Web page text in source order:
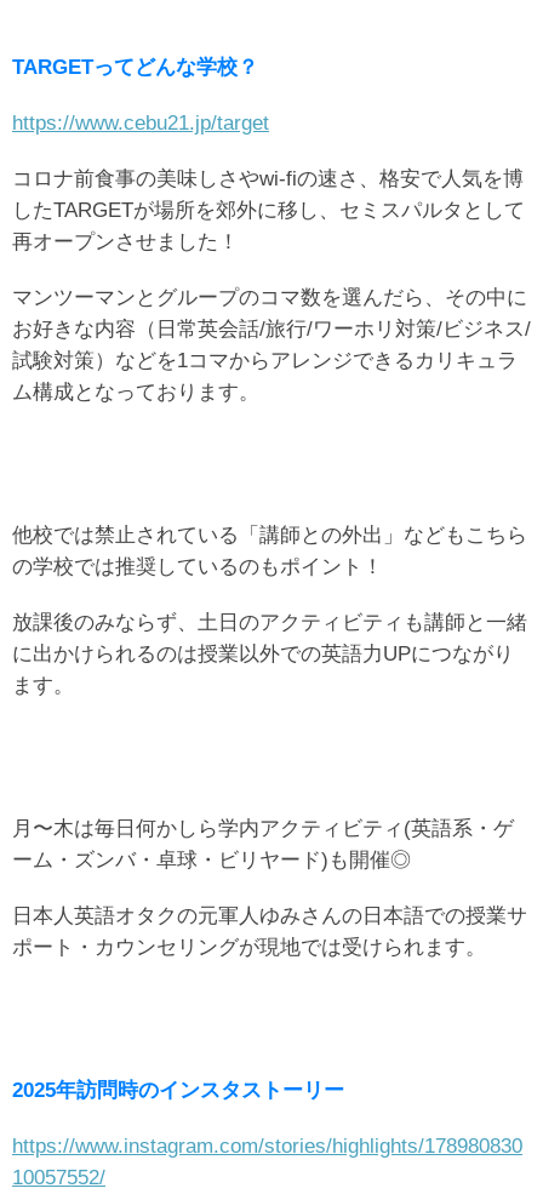
TARGETってどんな学校？
https://www.cebu21.jp/target
コロナ前食事の美味しさやwi-fiの速さ、格安で人気を博
したTARGETが場所を郊外に移し、セミスパルタとして
再オープンさせました！
マンツーマンとグループのコマ数を選んだら、その中に
お好きな内容（日常英会話/旅行/ワーホリ対策/ビジネス/
試験対策）などを1コマからアレンジできるカリキュラ
ム構成となっております。
他校では禁止されている「講師との外出」などもこちら
の学校では推奨しているのもポイント！
放課後のみならず、土日のアクティビティも講師と一緒
に出かけられるのは授業以外での英語力UPにつながり
ます。
月〜木は毎日何かしら学内アクティビティ(英語系・ゲ
ーム・ズンバ・卓球・ビリヤード)も開催◎
日本人英語オタクの元軍人ゆみさんの日本語での授業サ
ポート・カウンセリングが現地では受けられます。
2025年訪問時のインスタストーリー
https://www.instagram.com/stories/highlights/178980830
10057552/